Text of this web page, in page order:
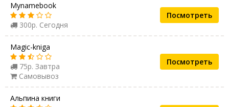
Mynamebook
300р. Сегодня
Посмотреть
Magic-kniga
75р. Завтра
Самовывоз
Посмотреть
Альпина книги